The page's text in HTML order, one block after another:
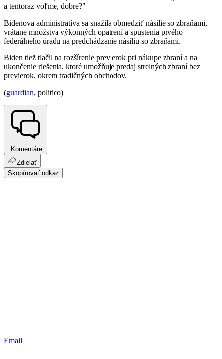
a tentoraz voľme, dobre?"
Bidenova administratíva sa snažila obmedziť násilie so zbraňami,
vrátane množstva výkonných opatrení a spustenia prvého
federálneho úradu na predchádzanie násiliu so zbraňami.
Biden tiež tlačil na rozšírenie previerok pri nákupe zbraní a na
ukončenie riešenia, ktoré umožňuje predaj strelných zbraní bez
previerok, okrem tradičných obchodov.
(guardian, politico)
Komentáre
Zdielať
Skopírovať odkaz
Email